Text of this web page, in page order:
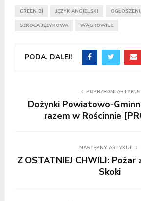
GREEN BI JĘZYK ANGIELSKI
SZKOŁA JĘZYKOWA WĄGROWIEC
PODAJ DALEJ!
POPRZEDNI ARTYKUŁ
Dożynki Powiatowo-
razem w Rościnnie
NASTĘPNY ARTYKUŁ
Z OSTATNIEJ CHWILI:
Skoki